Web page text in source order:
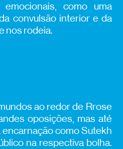
como uma
convulsão interior e da
nos rodeia.
ao redor de Rrose
oposições, mas até
encarnação como Sutekh
na respectiva bolha.